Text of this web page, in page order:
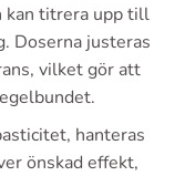
kan titrera upp till
Doserna justeras
vilket gör att
hanteras
önskad effekt,